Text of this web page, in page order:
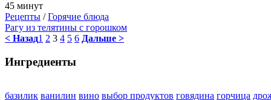
45 минут
Рецепты /Горячие блюда
Рагу из телятины с горошком
< Назад1 2 3 4 5 6 Дальше >
Ингредиенты
базилик ванилин вино выбор продуктов говядина горчица